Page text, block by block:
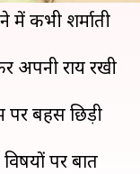
में कभी शर्माती
अपनी राय रखी
पर बहस छिड़ी
पर बात